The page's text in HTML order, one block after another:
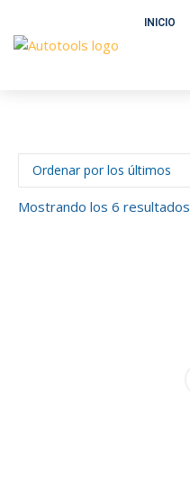
INICIO
Mostrando los 6 resultados